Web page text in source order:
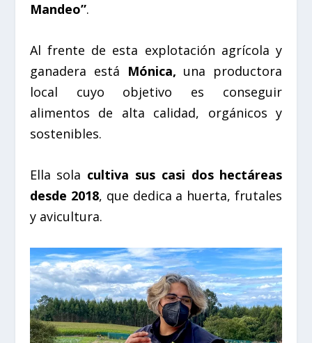
Mandeo”.
Al frente de esta explotación agrícola y
ganadera está Mónica, una productora
local cuyo objetivo es conseguir
alimentos de alta calidad, orgánicos y
sostenibles.
Ella sola cultiva sus casi dos hectáreas
desde 2018, que dedica a huerta, frutales
y avicultura.